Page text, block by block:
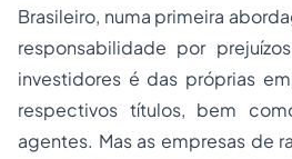
Brasileiro, numa primeira
responsabilidade por
investidores é das próprias
respectivos títulos, bem
agentes. Mas as empresas de